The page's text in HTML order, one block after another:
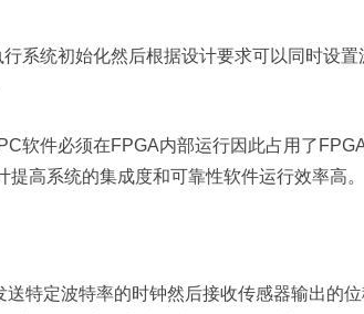
统初始化然后根据设计要求可以同时设置
件必须在FPGA内部运行因此占用了
高系统的集成度和可靠性软件运行效率高。
定波特率的时钟然后接收传感器输出的位